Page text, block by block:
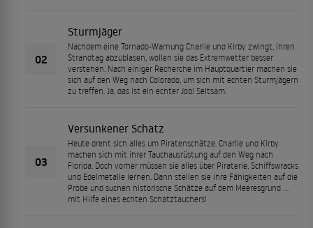
02
Sturmjäger
Nachdem eine Tornado-Warnung Charlie und Kirby zwingt, ihren
Strandtag abzublasen, wollen sie das Extremwetter besser
verstehen. Nach einiger Recherche im Hauptquartier machen sie
sich auf den Weg nach Colorado, um sich mit echten Sturmjägern
zu treffen. Ja, das ist ein echter Job! Seltsam.
03
Versunkener Schatz
Heute dreht sich alles um Piratenschätze. Charlie und Kirby
machen sich mit ihrer Tauchausrüstung auf den Weg nach
Florida. Doch vorher müssen sie alles über Piraterie, Schiffswracks
und Edelmetalle lernen. Dann stellen sie ihre Fähigkeiten auf die
Probe und suchen historische Schätze auf dem Meeresgrund …
mit Hilfe eines echten Schatztauchers!